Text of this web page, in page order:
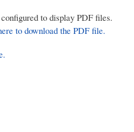
to display PDF files.
to download the PDF file.